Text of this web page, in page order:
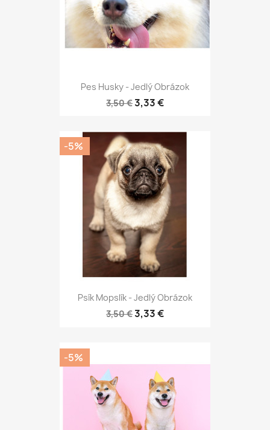
Pes Husky - Jedlý Obrázok
3,50 €3,33 €
Psík Mopslík - Jedlý Obrázok
3,50 €3,33 €
-5%
-5%